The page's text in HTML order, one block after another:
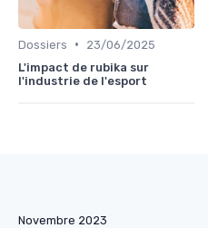
Dossiers •
23/06/2025
L'impact de rubika sur
l'industrie de l'esport
Novembre 2023